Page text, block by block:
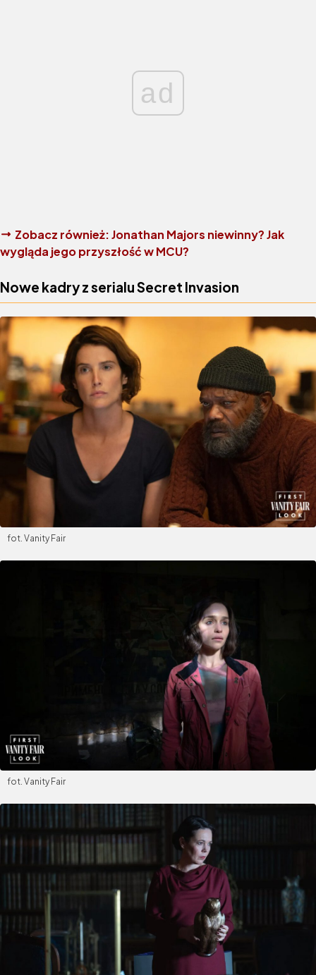
ad
Zobacz również:Jonathan Majors niewinny? Jak
wygląda jego przyszłość w MCU?
Nowe kadry z serialu Secret Invasion
fot. Vanity Fair
fot. Vanity Fair